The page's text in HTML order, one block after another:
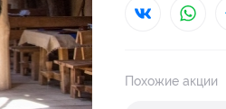
Похожие акции